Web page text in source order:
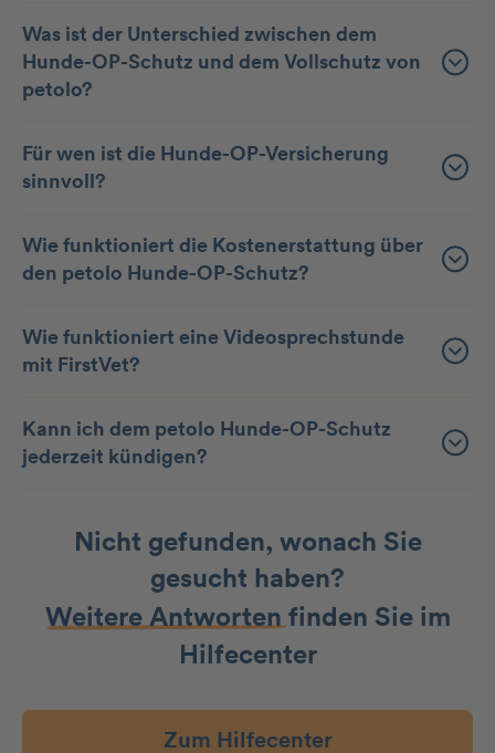
Was ist der Unterschied zwischen dem
Hunde-OP-Schutz und dem Vollschutz von
petolo?
Für wen ist die Hunde-OP-Versicherung
sinnvoll?
Wie funktioniert die Kostenerstattung über
den petolo Hunde-OP-Schutz?
Wie funktioniert eine Videosprechstunde
mit FirstVet?
Kann ich dem petolo Hunde-OP-Schutz
jederzeit kündigen?
Nicht gefunden, wonach Sie
gesucht haben?
Weitere Antworten finden Sie im
Hilfecenter
Zum Hilfecenter